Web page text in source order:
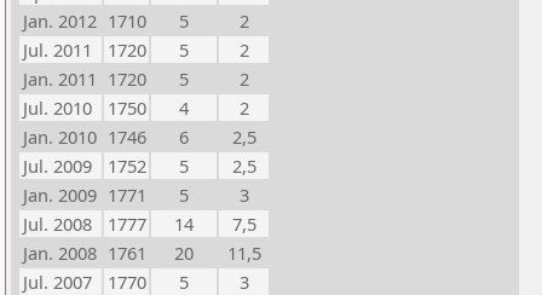
Jan. 2012 1710 5
2
Jul. 2011
1720 5
2
Jan. 2011 1720 5
2
Jul. 2010
1750 4
2
Jan. 2010 1746 6
2,5
Jul. 2009
1752 5
2,5
Jan. 2009 1771 5
3
Jul. 2008
1777 14
7,5
Jan. 2008 1761 20
11,5
Jul. 2007
1770 5
3